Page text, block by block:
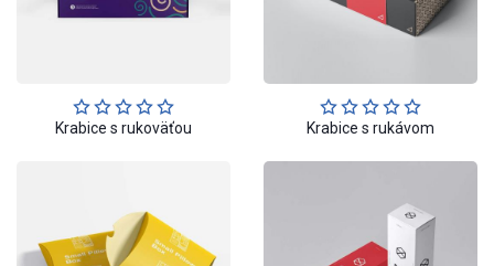
Krabice s rukoväťou Krabice s rukávom